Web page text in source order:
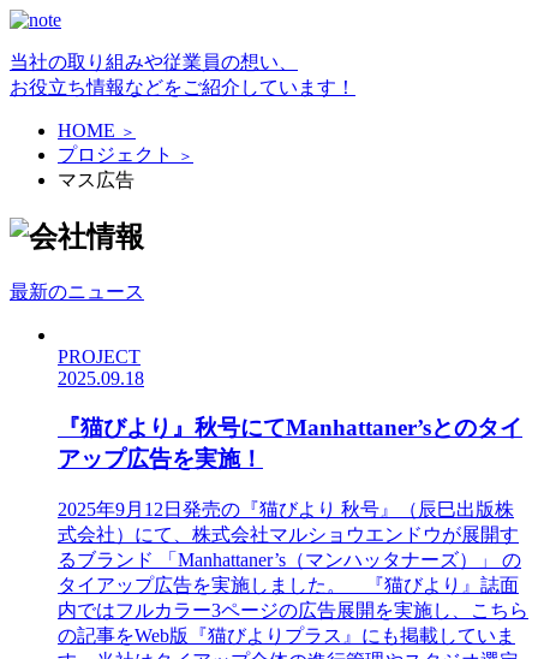
当社の取り組みや従業員の想い、
お役立ち情報などをご紹介しています！
HOME ＞
プロジェクト ＞
マス広告
最新のニュース
PROJECT
2025.09.18
『猫びより』秋号にてManhattaner’sとのタイ
アップ広告を実施！
2025年9月12日発売の『猫びより 秋号』（辰巳出版株
式会社）にて、株式会社マルショウエンドウが展開す
るブランド 「Manhattaner’s（マンハッタナーズ）」 の
タイアップ広告を実施しました。 『猫びより』誌面
内ではフルカラー3ページの広告展開を実施し、こちら
の記事をWeb版『猫びよりプラス』にも掲載していま